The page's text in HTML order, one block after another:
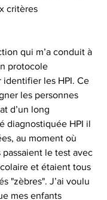
critères
qui m’a conduit à
protocole
identifier les HPI. Ce
les personnes
d’un long
diagnostiquée HPI il
au moment où
le test avec
et étaient tous
"zèbres". J’ai voulu
mes enfants